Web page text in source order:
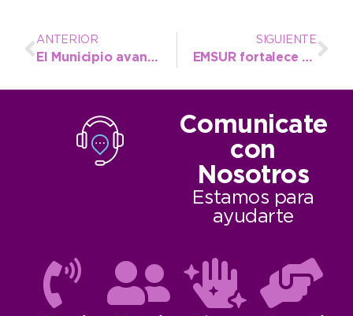
ANTERIOR
El Municipio avanza en soluciones junto a vecinos de Quequén por el paso de camiones hacia ACA
SIGUIENTE
EMSUR fortalece el servicio de agua y cloacas con múltiples intervenciones en distintos puntos del distrito
Comunicate
con
Nosotros
Estamos para
ayudarte